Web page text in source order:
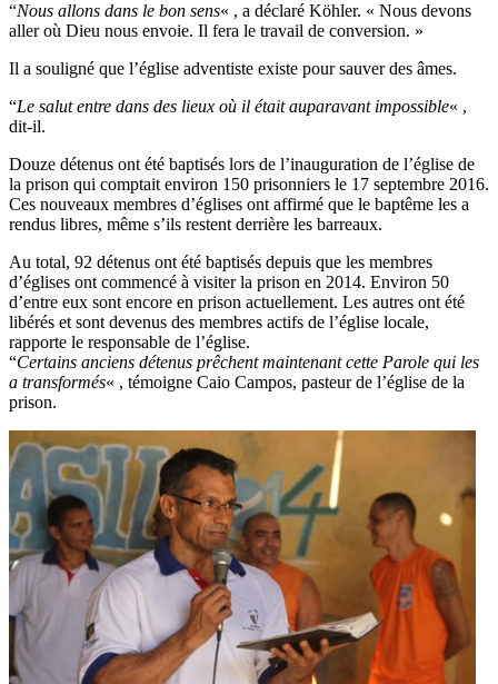
“Nous allons dans le bon sens« , a déclaré Köhler. « Nous devons
aller où Dieu nous envoie. Il fera le travail de conversion. »
Il a souligné que l’église adventiste existe pour sauver des âmes.
“Le salut entre dans des lieux où il était auparavant impossible« ,
dit-il.
Douze détenus ont été baptisés lors de l’inauguration de l’église de
la prison qui comptait environ 150 prisonniers le 17 septembre 2016.
Ces nouveaux membres d’églises ont affirmé que le baptême les a
rendus libres, même s’ils restent derrière les barreaux.
Au total, 92 détenus ont été baptisés depuis que les membres
d’églises ont commencé à visiter la prison en 2014. Environ 50
d’entre eux sont encore en prison actuellement. Les autres ont été
libérés et sont devenus des membres actifs de l’église locale,
rapporte le responsable de l’église.
“Certains anciens détenus prêchent maintenant cette Parole qui les
a transformés« , témoigne Caio Campos, pasteur de l’église de la
prison.